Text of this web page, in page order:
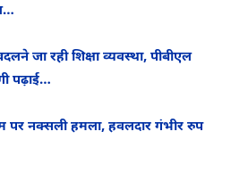
जा रही शिक्षा व्यवस्था, पीबीएल
पढ़ाई…
पर नक्सली हमला, हवलदार गंभीर रुप